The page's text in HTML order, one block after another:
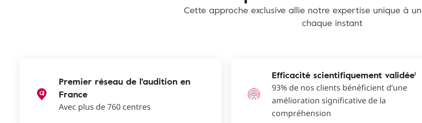
Cette approche exclusive allie notre expertise unique à
chaque instant
Premier réseau de l'audition en
France
Avec plus de 760 centres
Efficacité scientifiquement validée¹
93% de nos clients bénéficient d’une
amélioration significative de la
compréhension